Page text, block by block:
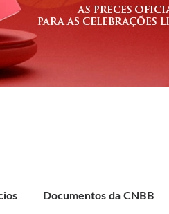
Documentos da CNBB